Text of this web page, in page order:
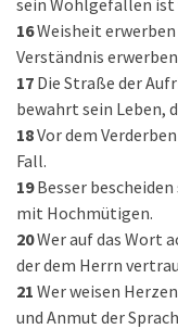
sein Wohlgefallen ist
16Weisheit erwerben
Verständnis
17 Die Straße der
bewahrt sein Leben,
18Vor dem
Fall.
19 Besser
mit Hochmütigen.
20Wer auf das Wort
der dem Herrn
21 Wer weisen
und Anmut der